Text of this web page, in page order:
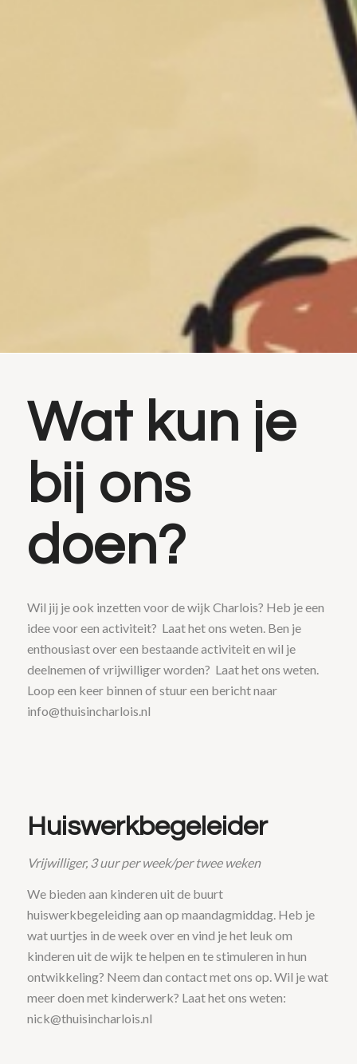
Wat kun je
bij ons
doen?
Wil jij je ook inzetten voor de wijk Charlois? Heb je een
idee voor een activiteit? Laat het ons weten. Ben je
enthousiast over een bestaande activiteit en wil je
deelnemen of vrijwilliger worden? Laat het ons weten.
Loop een keer binnen of stuur een bericht naar
info@thuisincharlois.nl
Huiswerkbegeleider
Vrijwilliger, 3 uur per week/per twee weken
We bieden aan kinderen uit de buurt
huiswerkbegeleiding aan op maandagmiddag. Heb je
wat uurtjes in de week over en vind je het leuk om
kinderen uit de wijk te helpen en te stimuleren in hun
ontwikkeling? Neem dan contact met ons op. Wil je wat
meer doen met kinderwerk? Laat het ons weten:
nick@thuisincharlois.nl